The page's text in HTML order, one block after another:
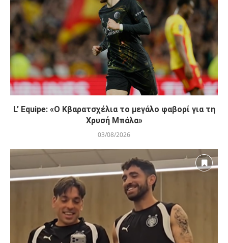
L’ Equipe: «Ο Κβαρατσχέλια το μεγάλο φαβορί για τη
Χρυσή Μπάλα»
03/08/2026